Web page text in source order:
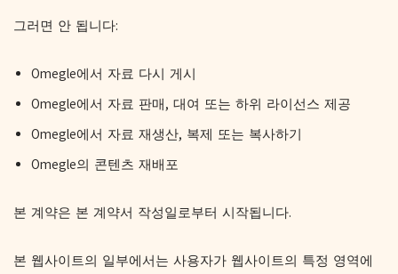
그러면 안 됩니다:
Omegle에서 자료 다시 게시
Omegle에서 자료 판매, 대여 또는 하위 라이선스 제공
Omegle에서 자료 재생산, 복제 또는 복사하기
Omegle의 콘텐츠 재배포
본 계약은 본 계약서 작성일로부터 시작됩니다.
본 웹사이트의 일부에서는 사용자가 웹사이트의 특정 영역에